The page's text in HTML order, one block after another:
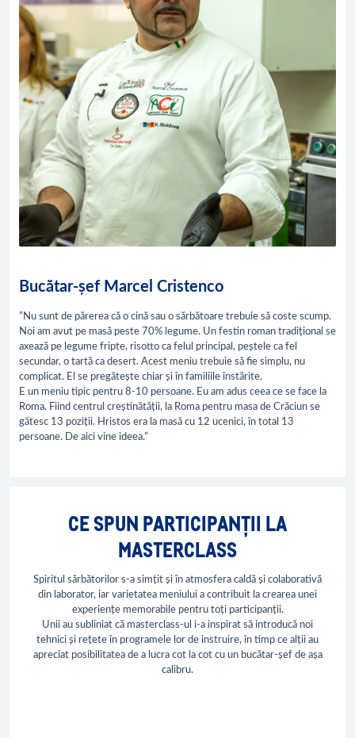
Bucătar-șef Marcel Cristenco
”Nu sunt de părerea că o cină sau o sărbătoare trebuie să coste scump.
Noi am avut pe masă peste 70% legume. Un festin roman tradițional se
axează pe legume fripte, risotto ca felul principal, peștele ca fel
secundar, o tartă ca desert. Acest meniu trebuie să fie simplu, nu
complicat. El se pregătește chiar și în familiile înstărite.
E un meniu tipic pentru 8-10 persoane. Eu am adus ceea ce se face la
Roma. Fiind centrul creștinătății, la Roma pentru masa de Crăciun se
gătesc 13 poziții. Hristos era la masă cu 12 ucenici, în total 13
persoane. De aici vine ideea.”
CE SPUN PARTICIPANȚII LA
MASTERCLASS
Spiritul sărbătorilor s-a simțit și în atmosfera caldă și colaborativă
din laborator, iar varietatea meniului a contribuit la crearea unei
experiențe memorabile pentru toți participanții.
Unii au subliniat că masterclass-ul i-a inspirat să introducă noi
tehnici și rețete în programele lor de instruire, în timp ce alții au
apreciat posibilitatea de a lucra cot la cot cu un bucătar-șef de așa
calibru.